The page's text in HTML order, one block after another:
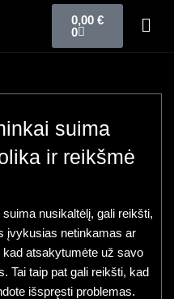
0,00 €
0
suima
ir reikšmė
nusikaltėlį, gali reikšti,
įvykusias netinkamas ar
atsakytumėte už savo
Tai taip pat gali reikšti, kad
išspręsti problemas.